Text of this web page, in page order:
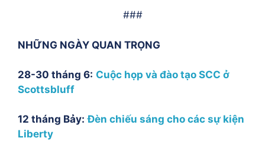
###
NHỮNG NGÀY QUAN TRỌNG
28-30 tháng 6: Cuộc họp và đào tạo SCC ở
Scottsbluff
12 tháng Bảy: Đèn chiếu sáng cho các sự kiện
Liberty